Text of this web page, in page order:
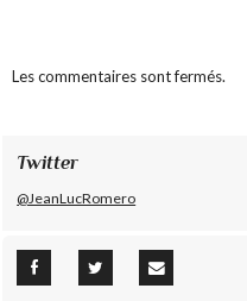
Les commentaires sont fermés.
Twitter
@JeanLucRomero